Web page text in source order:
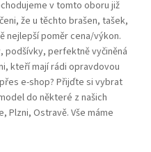
v tomto oboru již
že u těchto brašen, tašek,
nejlepší poměr cena/výkon.
podšívky, perfektně vyčiněná
kteří mají rádi opravdovou
e-shop? Přijďte si vybrat
do některé z našich
Plzni, Ostravě. Vše máme